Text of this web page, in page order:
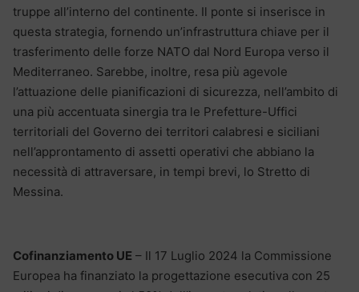
truppe all’interno del continente. Il ponte si inserisce in
questa strategia, fornendo un’infrastruttura chiave per il
trasferimento delle forze NATO dal Nord Europa verso il
Mediterraneo. Sarebbe, inoltre, resa più agevole
l’attuazione delle pianificazioni di sicurezza, nell’ambito di
una più accentuata sinergia tra le Prefetture-Uffici
territoriali del Governo dei territori calabresi e siciliani
nell’approntamento di assetti operativi che abbiano la
necessità di attraversare, in tempi brevi, lo Stretto di
Messina.
Cofinanziamento UE – Il 17 Luglio 2024 la Commissione
Europea ha finanziato la progettazione esecutiva con 25